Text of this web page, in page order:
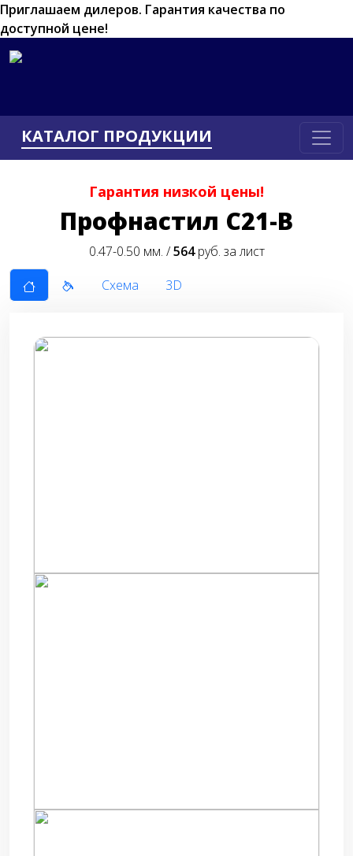
Приглашаем дилеров. Гарантия качества по
доступной цене!
КАТАЛОГ ПРОДУКЦИИ
Гарантия низкой цены!
Пpoфнacтил C21-В
0.47-0.50 мм. /564руб. за лист
Схема
3D